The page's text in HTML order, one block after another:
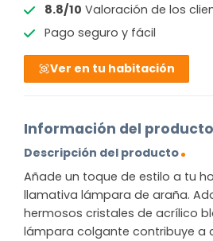
8.8/10 Valoración de los
Pago seguro y fácil
Ver en tu habitación
Información del producto
Descripción del producto
Añade un toque de estilo a tu
llamativa lámpara de araña.
hermosos cristales de acrílico
lámpara colgante contribuye a